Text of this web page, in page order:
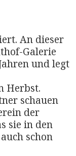
An dieser
Galerie
und legt
Herbst.
schauen
der
sie in den
schon